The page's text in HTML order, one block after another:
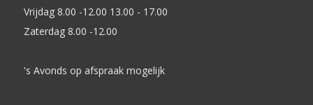
Vrijdag 8.00 -12.00 13.00 - 17.00
Zaterdag 8.00 -12.00
's Avonds op afspraak mogelijk